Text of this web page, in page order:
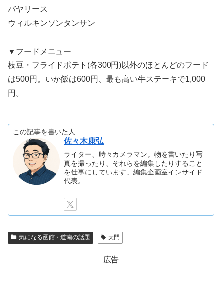
バヤリース
ウィルキンソンタンサン
▼フードメニュー
枝豆・フライドポテト(各300円)以外のほとんどのフード
は500円。いか飯は600円、最も高い牛ステーキで1,000
円。
この記事を書いた人
佐々木康弘
ライター、時々カメラマン。物を書いたり写
真を撮ったり、それらを編集したりすること
を仕事にしています。編集企画室インサイド
代表。
気になる函館・道南の話題 大門
広告